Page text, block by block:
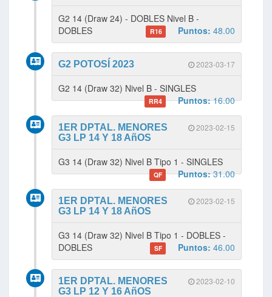
G2 14 (Draw 24) - DOBLES Nivel B -
DOBLES
R16 Puntos: 48.00
2023-03-17
G2 POTOSÍ 2023
G2 14 (Draw 32) Nivel B - SINGLES
RR4 Puntos:16.00
2023-02-15
1ER DPTAL. MENORES
G3 LP 14 Y 18 AñOS
G3 14 (Draw 32) Nivel B Tipo 1 - SINGLES
QF Puntos:31.00
2023-02-15
1ER DPTAL. MENORES
G3 LP 14 Y 18 AñOS
G3 14 (Draw 32) Nivel B Tipo 1 - DOBLES -
DOBLES
SF Puntos: 46.00
2023-02-10
1ER DPTAL. MENORES
G3 LP 12 Y 16 AñOS